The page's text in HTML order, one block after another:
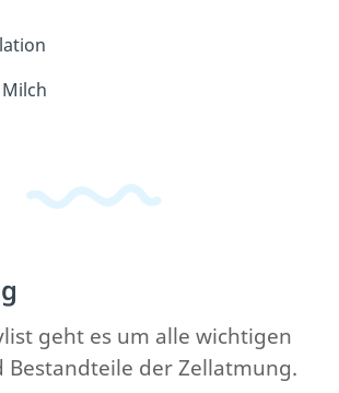
geht es um alle wichtigen
Bestandteile der Zellatmung.